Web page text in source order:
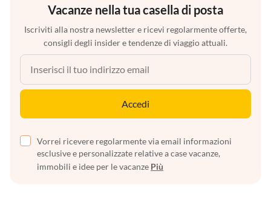
Vacanze nella tua casella di posta
Iscriviti alla nostra newsletter e ricevi regolarmente offerte,
consigli degli insider e tendenze di viaggio attuali.
Accedi
Vorrei ricevere regolarmente via email informazioni
esclusive e personalizzate relative a case vacanze,
immobili e idee per le vacanze Più